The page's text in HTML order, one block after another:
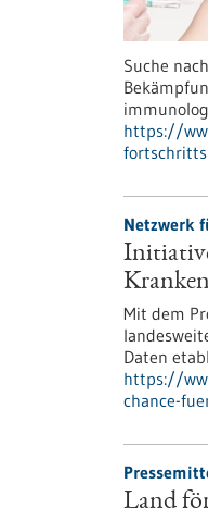
Suche
https://
fortschritts
Netzwerk
Mit dem
Daten
https://
chance-
Land